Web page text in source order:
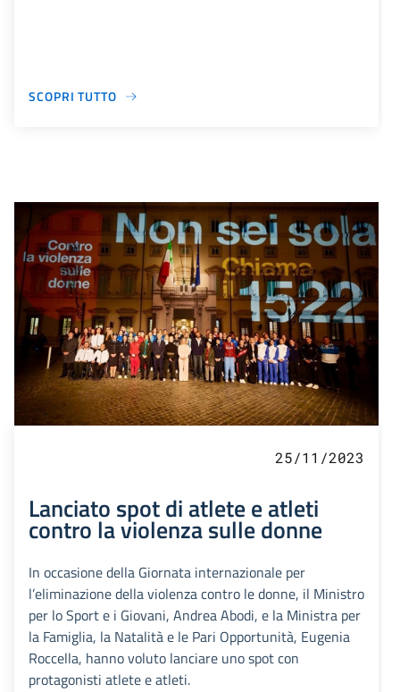
SCOPRI TUTTO
25/11/2023
Lanciato spot di atlete e atleti
contro la violenza sulle donne
In occasione della Giornata internazionale per
l’eliminazione della violenza contro le donne, il Ministro
per lo Sport e i Giovani, Andrea Abodi, e la Ministra per
la Famiglia, la Natalità e le Pari Opportunità, Eugenia
Roccella, hanno voluto lanciare uno spot con
protagonisti atlete e atleti.